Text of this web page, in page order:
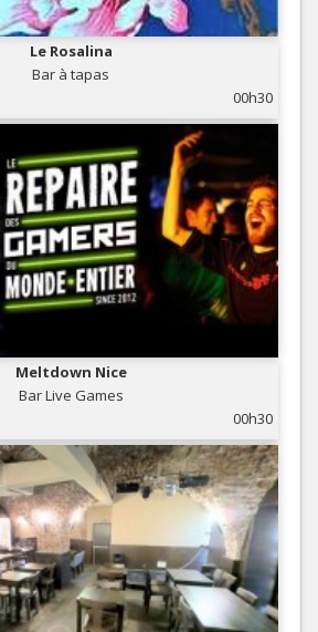
Le Rosalina
Bar à tapas
00h30
Meltdown Nice
Bar Live Games
00h30